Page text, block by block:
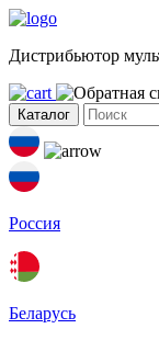
Дистрибьютор
Каталог
Россия
Беларусь